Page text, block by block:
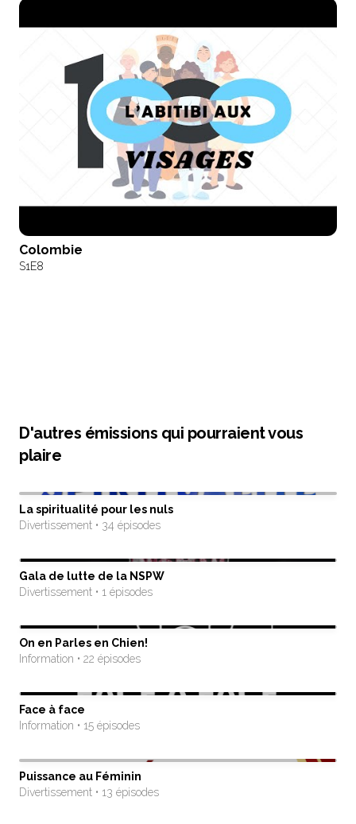
Colombie
S1E8
D'autres émissions qui pourraient vous
plaire
La spiritualité pour les nuls
Divertissement • 34 épisodes
Gala de lutte de la NSPW
Divertissement • 1 épisodes
On en Parles en Chien!
Information • 22 épisodes
Face à face
Information • 15 épisodes
Puissance au Féminin
Divertissement • 13 épisodes